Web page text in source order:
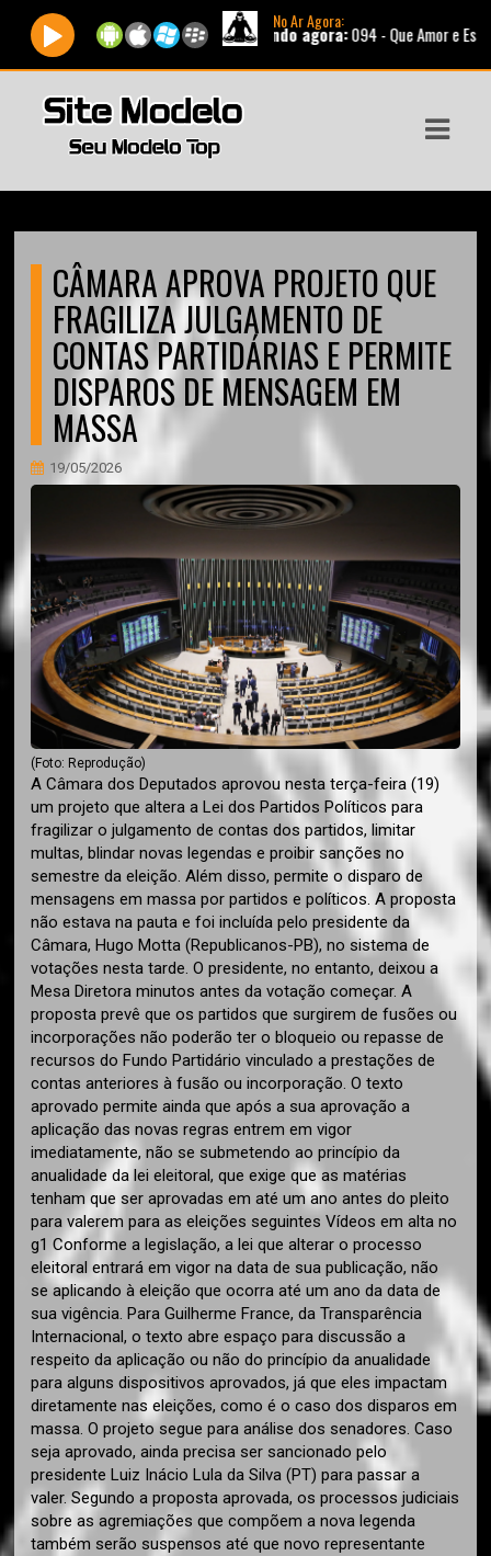
No Ar Agora:
Tocando agora:094 - Que Amor e Esse |
CÂMARA APROVA PROJETO QUE
FRAGILIZA JULGAMENTO DE
CONTAS PARTIDÁRIAS E PERMITE
DISPAROS DE MENSAGEM EM
MASSA
19/05/2026
(Foto: Reprodução)
A Câmara dos Deputados aprovou nesta terça-feira (19)
um projeto que altera a Lei dos Partidos Políticos para
fragilizar o julgamento de contas dos partidos, limitar
multas, blindar novas legendas e proibir sanções no
semestre da eleição. Além disso, permite o disparo de
mensagens em massa por partidos e políticos. A proposta
não estava na pauta e foi incluída pelo presidente da
Câmara, Hugo Motta (Republicanos-PB), no sistema de
votações nesta tarde. O presidente, no entanto, deixou a
Mesa Diretora minutos antes da votação começar. A
proposta prevê que os partidos que surgirem de fusões ou
incorporações não poderão ter o bloqueio ou repasse de
recursos do Fundo Partidário vinculado a prestações de
contas anteriores à fusão ou incorporação. O texto
aprovado permite ainda que após a sua aprovação a
aplicação das novas regras entrem em vigor
imediatamente, não se submetendo ao princípio da
anualidade da lei eleitoral, que exige que as matérias
tenham que ser aprovadas em até um ano antes do pleito
para valerem para as eleições seguintes Vídeos em alta no
g1 Conforme a legislação, a lei que alterar o processo
eleitoral entrará em vigor na data de sua publicação, não
se aplicando à eleição que ocorra até um ano da data de
sua vigência. Para Guilherme France, da Transparência
Internacional, o texto abre espaço para discussão a
respeito da aplicação ou não do princípio da anualidade
para alguns dispositivos aprovados, já que eles impactam
diretamente nas eleições, como é o caso dos disparos em
massa. O projeto segue para análise dos senadores. Caso
seja aprovado, ainda precisa ser sancionado pelo
presidente Luiz Inácio Lula da Silva (PT) para passar a
valer. Segundo a proposta aprovada, os processos judiciais
sobre as agremiações que compõem a nova legenda
também serão suspensos até que novo representante